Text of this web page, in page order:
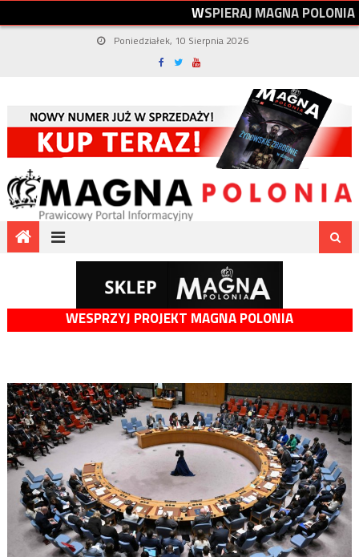
WSPIERAJMAGNAPOLONIA
Poniedziałek, 10 Sierpnia 2026
WESPRZYJ PROJEKT MAGNA POLONIA